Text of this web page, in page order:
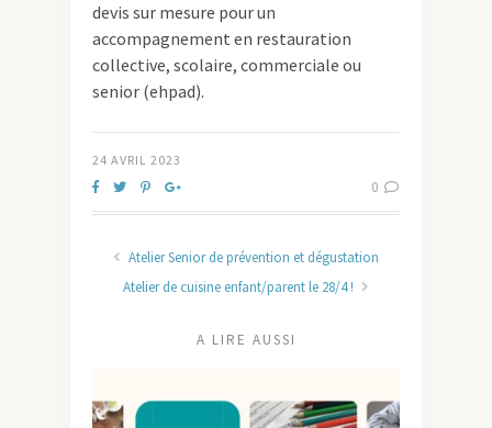
devis sur mesure pour un
accompagnement en restauration
collective, scolaire, commerciale ou
senior (ehpad).
24 AVRIL 2023
0
Atelier Senior de prévention et dégustation
Atelier de cuisine enfant/parent le 28/4 !
A LIRE AUSSI